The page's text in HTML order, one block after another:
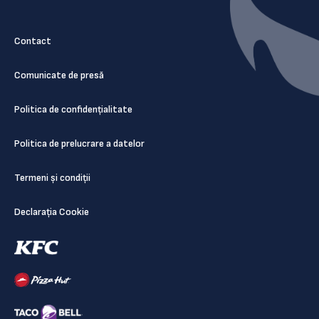
Contact
Comunicate de presă
Politica de confidențialitate
Politica de prelucrare a datelor
Termeni și condiții
Declarația Cookie